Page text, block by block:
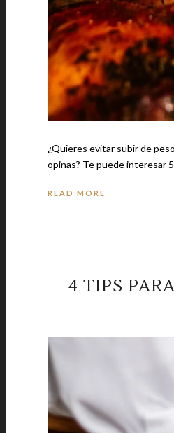
¿Quieres evitar subir de peso en diciembre? Se dice que gracias a las festividades
READ MORE
4 TIPS